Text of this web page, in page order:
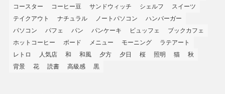
コースター
コーヒー豆 サンドウィッチ シェルフ
スイーツ
テイクアウト
ナチュラル ノートパソコン
ハンバーガー
パソコン
パフェ パン パンケーキ ビュッフェ
ブックカフェ
ホットコーヒー
ボード メニュー モーニング
ラテアート
レトロ
人気店 和 和風 夕方 夕日 桜 照明 猫
秋
背景
花 読書 高級感 黒